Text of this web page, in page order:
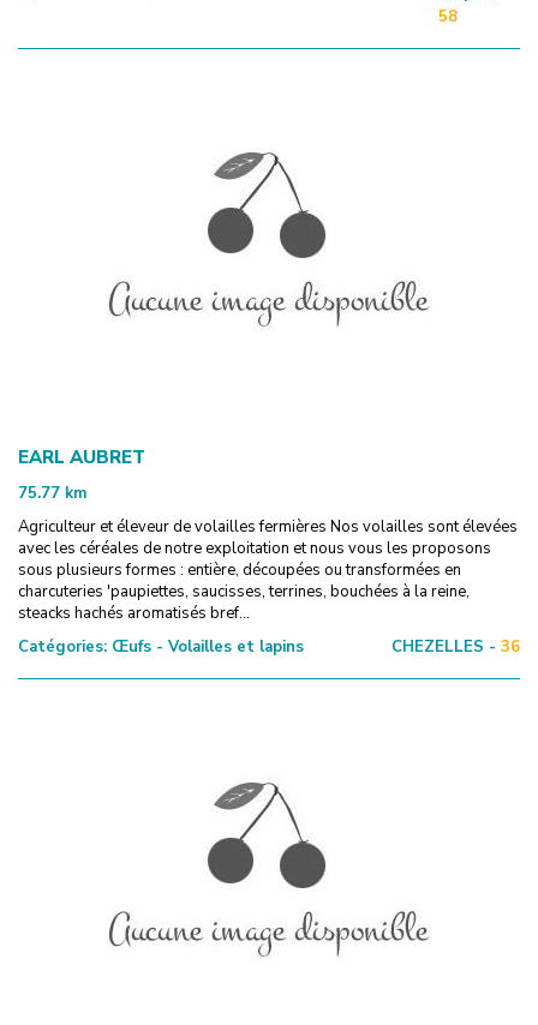
58
EARL AUBRET
75.77 km
Agriculteur et éleveur de volailles fermières Nos volailles sont élevées
avec les céréales de notre exploitation et nous vous les proposons
sous plusieurs formes : entière, découpées ou transformées en
charcuteries 'paupiettes, saucisses, terrines, bouchées à la reine,
steacks hachés aromatisés bref...
Catégories: Œufs - Volailles et lapins CHEZELLES - 36